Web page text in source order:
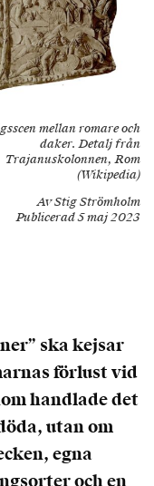
mellan romare och
daker. Detalj från
Trajanuskolonnen, Rom
(Wikipedia)
Av Stig Strömholm
Publicerad 5 maj 2023
ska kejsar
förlust vid
handlade det
utan om
egna
och en